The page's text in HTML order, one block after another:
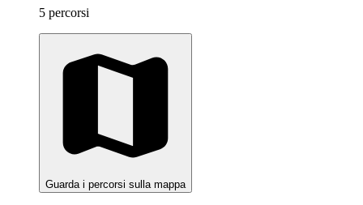
5 percorsi
Guarda i percorsi sulla mappa